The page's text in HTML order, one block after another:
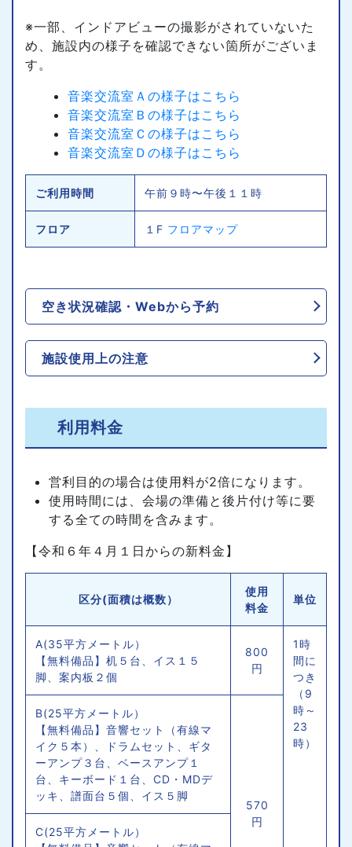
※一部、インドアビューの撮影がされていないた
め、施設内の様子を確認できない箇所がございま
す。
音楽交流室Ａの様子はこちら
音楽交流室Ｂの様子はこちら
音楽交流室Ｃの様子はこちら
音楽交流室Ｄの様子はこちら
ご利用時間 午前９時〜午後１１時
フロア １F フロアマップ
空き状況確認・Webから予約
施設使用上の注意
利用料金
営利目的の場合は使用料が2倍になります。
使用時間には、会場の準備と後片付け等に要
する全ての時間を含みます。
【令和６年４月１日からの新料金】
区分(面積は概数）
使用
料金
単位
A(35平方メートル）
【無料備品】机５台、イス１５
脚、案内板２個
800
円
1時
間に
つき
（9
時～
23
時）
B(25平方メートル）
【無料備品】音響セット（有線マ
イク５本）、ドラムセット、ギタ
ーアンプ３台、ベースアンプ１
台、キーボード１台、CD・MDデ
ッキ、譜面台５個、イス５脚
570
円
C(25平方メートル）